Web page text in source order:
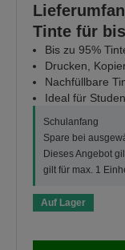
Tinte für
Bis zu 95%
Drucken,
Nachfüllbare
Ideal für
Schulanfang
Spare bei
Dieses Angebot
gilt für max. 1
Auf Lager